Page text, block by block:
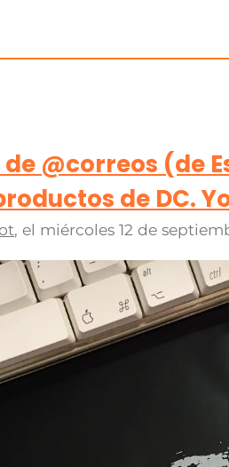
de @correos (de
de DC.
, el miércoles 12 de